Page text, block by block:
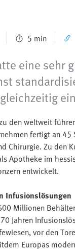
5 min
eine sehr
den weltweit
fertigt an
Chirurgie. Zu den
Apotheke im
entwickelt.
Infusionslösungen
Millionen
Jahren
vor den
Europas